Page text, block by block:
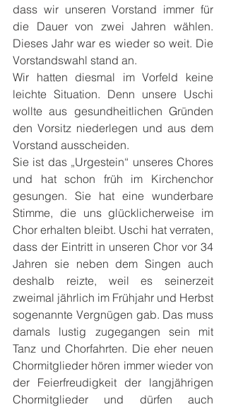
dass wir unseren Vorstand immer für
die Dauer von zwei Jahren wählen.
Dieses Jahr war es wieder so weit. Die
Vorstandswahl stand an.
Wir hatten diesmal im Vorfeld keine
leichte Situation. Denn unsere Uschi
wollte aus gesundheitlichen Gründen
den Vorsitz niederlegen und aus dem
Vorstand ausscheiden.
Sie ist das „Urgestein“ unseres Chores
und hat schon früh im Kirchenchor
gesungen. Sie hat eine wunderbare
Stimme, die uns glücklicherweise im
Chor erhalten bleibt. Uschi hat verraten,
dass der Eintritt in unseren Chor vor 34
Jahren sie neben dem Singen auch
deshalb reizte, weil es seinerzeit
zweimal jährlich im Frühjahr und Herbst
sogenannte Vergnügen gab. Das muss
damals lustig zugegangen sein mit
Tanz und Chorfahrten. Die eher neuen
Chormitglieder hören immer wieder von
der Feierfreudigkeit der langjährigen
Chormitglieder und dürfen auch